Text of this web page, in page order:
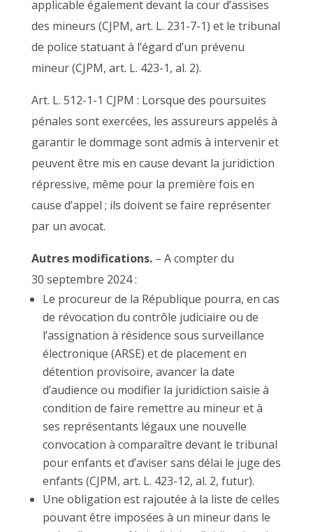
applicable également devant la cour d’assises
des mineurs (CJPM, art. L. 231-7-1) et le tribunal
de police statuant à l’égard d’un prévenu
mineur (CJPM, art. L. 423-1, al. 2).
Art. L. 512-1-1 CJPM : Lorsque des poursuites
pénales sont exercées, les assureurs appelés à
garantir le dommage sont admis à intervenir et
peuvent être mis en cause devant la juridiction
répressive, même pour la première fois en
cause d’appel ; ils doivent se faire représenter
par un avocat.
Autres modifications.– A compter du
30 septembre 2024 :
Le procureur de la République pourra, en cas
de révocation du contrôle judiciaire ou de
l’assignation à résidence sous surveillance
électronique (ARSE) et de placement en
détention provisoire, avancer la date
d’audience ou modifier la juridiction saisie à
condition de faire remettre au mineur et à
ses représentants légaux une nouvelle
convocation à comparaître devant le tribunal
pour enfants et d’aviser sans délai le juge des
enfants (CJPM, art. L. 423-12, al. 2, futur).
Une obligation est rajoutée à la liste de celles
pouvant être imposées à un mineur dans le